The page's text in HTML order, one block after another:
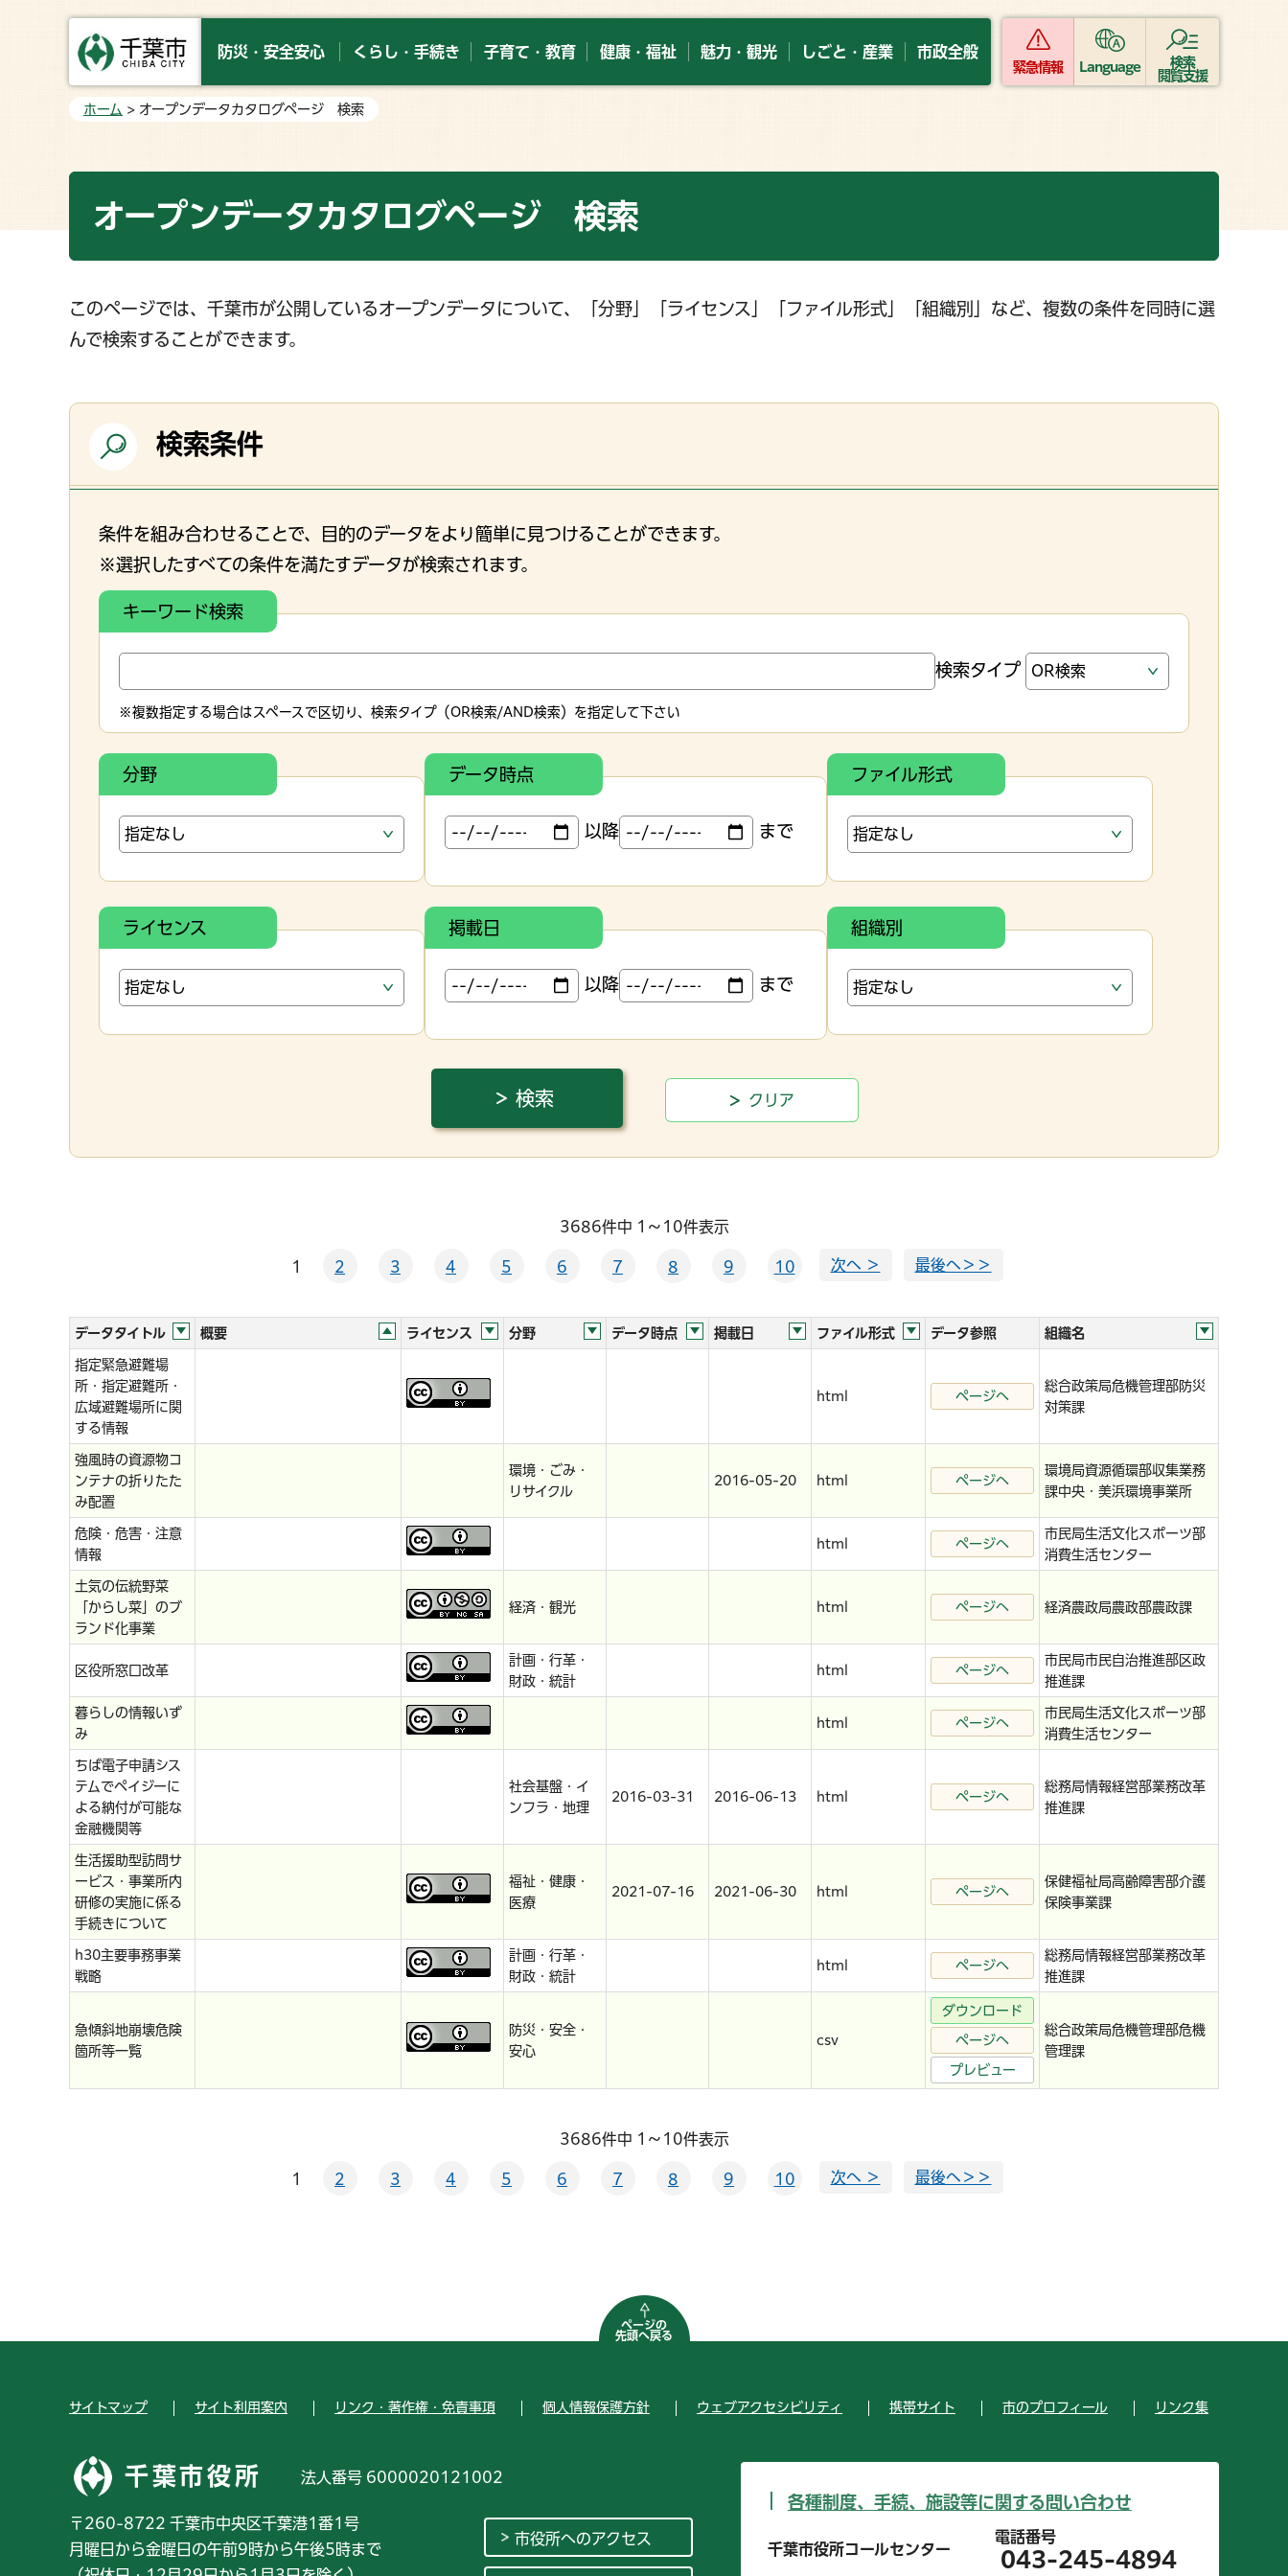
防災・安全安心 くらし・手続き 子育て・教育 健康・福祉 魅力・観光 しごと・産業 市政全般
緊急情報 Language
検索
閲覧支援
ホーム > オープンデータカタログページ 検索
オープンデータカタログページ 検索
このページでは、千葉市が公開しているオープンデータについて、「分野」「ライセンス」「ファイル形式」「組織別」など、複数の条件を同時に選
んで検索することができます。
検索条件
条件を組み合わせることで、目的のデータをより簡単に見つけることができます。
※選択したすべての条件を満たすデータが検索されます。
キーワード検索
検索タイプ
※複数指定する場合はスペースで区切り、検索タイプ（OR検索/AND検索）を指定して下さい
分野 データ時点
以降 まで
ファイル形式
ライセンス 掲載日
以降 まで
組織別
3686件中 1～10件表示
1 2 3 4 5 6 7 8 9 10 次へ ＞ 最後へ＞＞
データタイトル 概要 ライセンス 分野 データ時点 掲載日 ファイル形式 データ参照 組織名
指定緊急避難場
所・指定避難所・
広域避難場所に関
する情報
html ページへ
総合政策局危機管理部防災
対策課
強風時の資源物コ
ンテナの折りたた
み配置
環境・ごみ・
リサイクル
2016-05-20 html ページへ
環境局資源循環部収集業務
課中央・美浜環境事業所
危険・危害・注意
情報
html ページへ
市民局生活文化スポーツ部
消費生活センター
土気の伝統野菜
「からし菜」のブ
ランド化事業
経済・観光 html ページへ 経済農政局農政部農政課
区役所窓口改革
計画・行革・
財政・統計
html ページへ
市民局市民自治推進部区政
推進課
暮らしの情報いず
み
html ページへ
市民局生活文化スポーツ部
消費生活センター
ちば電子申請シス
テムでペイジーに
よる納付が可能な
金融機関等
社会基盤・イ
ンフラ・地理
2016-03-31 2016-06-13 html ページへ
総務局情報経営部業務改革
推進課
生活援助型訪問サ
ービス・事業所内
研修の実施に係る
手続きについて
福祉・健康・
医療
2021-07-16 2021-06-30 html ページへ
保健福祉局高齢障害部介護
保険事業課
h30主要事務事業
戦略
計画・行革・
財政・統計
html ページへ
総務局情報経営部業務改革
推進課
急傾斜地崩壊危険
箇所等一覧
防災・安全・
安心
csv
ダウンロード
ページへ
プレビュー
総合政策局危機管理部危機
管理課
3686件中 1～10件表示
1 2 3 4 5 6 7 8 9 10 次へ ＞ 最後へ＞＞
ページの
先頭へ戻る
サイトマップ サイト利用案内 リンク・著作権・免責事項 個人情報保護方針 ウェブアクセシビリティ 携帯サイト 市のプロフィール リンク集
千葉市役所 法人番号 6000020121002
〒260-8722 千葉市中央区千葉港1番1号
月曜日から金曜日の午前9時から午後5時まで
市役所へのアクセス
各種制度、手続、施設等に関する問い合わせ
千葉市役所コールセンター
電話番号
043-245-4894